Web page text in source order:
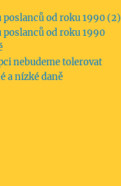
poslanců od roku 1990 (2)
poslanců od roku 1990
nebudeme tolerovat
a nízké daně